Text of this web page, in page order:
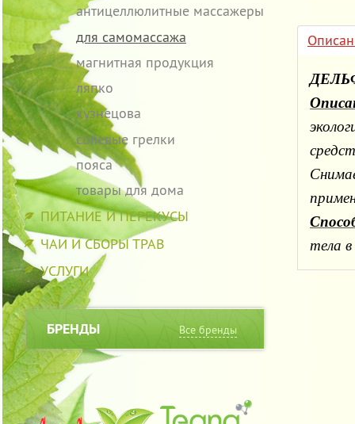
антицеллюлитные массажеры
для самомассажа
магнитная продукция
ляпко
кузнецова
солевые грелки
пояса
товары для дома
ПИТАНИЕ И ПЕРЕКУСЫ
ЧАИ И СБОРЫ ТРАВ
УСЛУГИ
БРЕНДЫ Все бренды
тела